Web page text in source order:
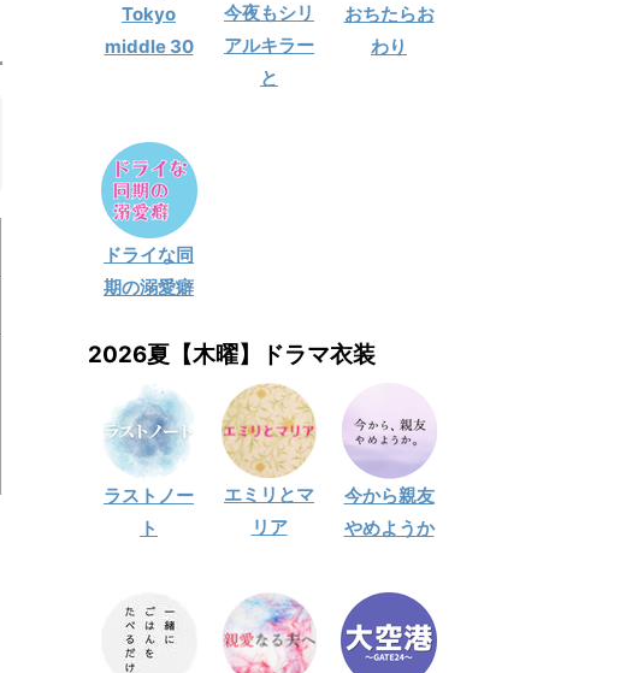
Tokyo
middle 30
今夜もシリ
アルキラー
と
おちたらお
わり
ドライな同
期の溺愛癖
2026夏【木曜】ドラマ衣装
ラストノー
ト
エミリとマ
リア
今から親友
やめようか